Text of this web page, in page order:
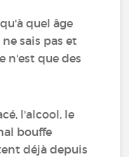
quel âge
sais pas et
n'est que des
l'alcool, le
bouffe
déjà depuis